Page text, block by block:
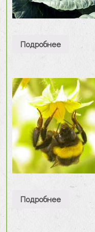
Подробнее
Подробнее